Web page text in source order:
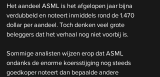
Het aandeel ASML is het afgelopen jaar bijna
verdubbeld en noteert inmiddels rond de 1.470
dollar per aandeel. Toch denken veel grote
beleggers dat het verhaal nog niet voorbij is.
Sommige analisten wijzen erop dat ASML
ondanks de enorme koersstijging nog steeds
goedkoper noteert dan bepaalde andere